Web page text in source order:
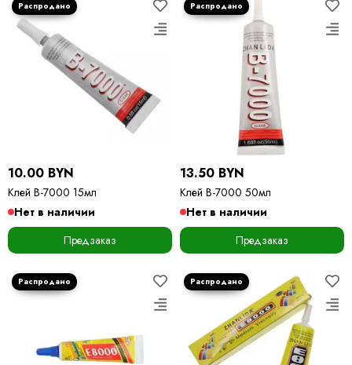
10.00 BYN
Клей B-7000 15мл
Нет в наличии
Предзаказ
13.50 BYN
Клей B-7000 50мл
Нет в наличии
Предзаказ